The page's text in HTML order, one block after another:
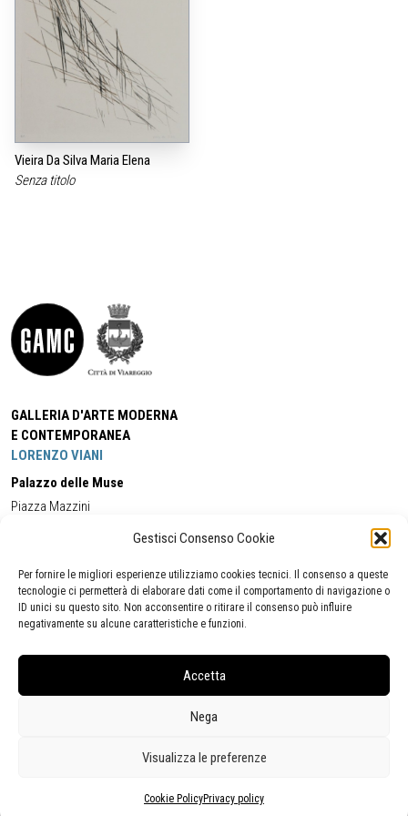
Gestisci Consenso Cookie
Per fornire le migliori esperienze utilizziamo cookies tecnici. Il consenso a queste
tecnologie ci permetterà di elaborare dati come il comportamento di navigazione o
ID unici su questo sito. Non acconsentire o ritirare il consenso può influire
negativamente su alcune caratteristiche e funzioni.
Accetta
Nega
Visualizza le preferenze
Cookie PolicyPrivacy policy
Vieira Da Silva Maria Elena
Senza titolo
GALLERIA D'ARTE MODERNA
E CONTEMPORANEA
LORENZO VIANI
Palazzo delle Muse
Piazza Mazzini
Cell:+39 338 5714978 (orario apertura Galleria)
Tel:
+39 0584 944580
(orario 09.00/13.00)
Email:gamc@comune.viareggio.lu.it
Segnalazione di inaccessibilità